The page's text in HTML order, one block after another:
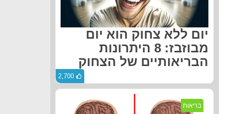
יום ללא צחוק הוא יום
מבוזבז: 8 היתרונות
הבריאותיים של הצחוק
2,700
בריאות